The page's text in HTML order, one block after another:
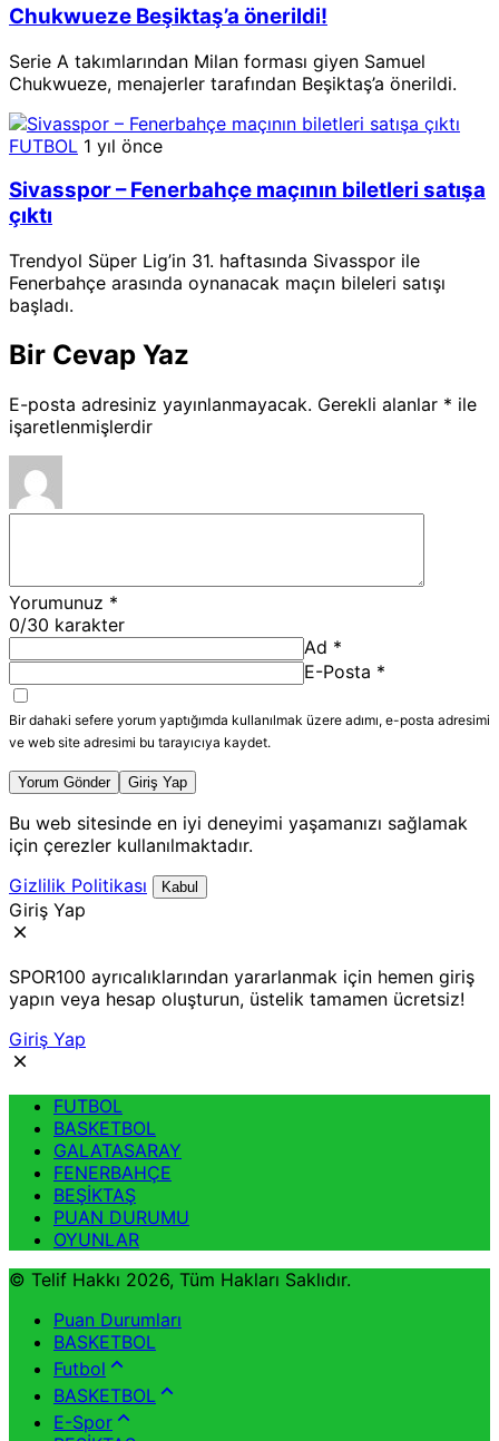
Chukwueze Beşiktaş’a önerildi!
Serie A takımlarından Milan forması giyen Samuel
Chukwueze, menajerler tarafından Beşiktaş’a önerildi.
FUTBOL 1 yıl önce
Sivasspor – Fenerbahçe maçının biletleri satışa
çıktı
Trendyol Süper Lig’in 31. haftasında Sivasspor ile
Fenerbahçe arasında oynanacak maçın bileleri satışı
başladı.
Bir Cevap Yaz
E-posta adresiniz yayınlanmayacak. Gerekli alanlar * ile
işaretlenmişlerdir
Yorumunuz *
0/30 karakter
Ad *
E-Posta *
Bir dahaki sefere yorum yaptığımda kullanılmak üzere adımı, e-posta adresimi
ve web site adresimi bu tarayıcıya kaydet.
Yorum Gönder Giriş Yap
Bu web sitesinde en iyi deneyimi yaşamanızı sağlamak
için çerezler kullanılmaktadır.
Gizlilik Politikası
Kabul
Giriş Yap
SPOR100 ayrıcalıklarından yararlanmak için hemen giriş
yapın veya hesap oluşturun, üstelik tamamen ücretsiz!
Giriş Yap
FUTBOL
BASKETBOL
GALATASARAY
FENERBAHÇE
BEŞİKTAŞ
PUAN DURUMU
OYUNLAR
© Telif Hakkı 2026, Tüm Hakları Saklıdır.
Puan Durumları
BASKETBOL
Futbol
BASKETBOL
E-Spor